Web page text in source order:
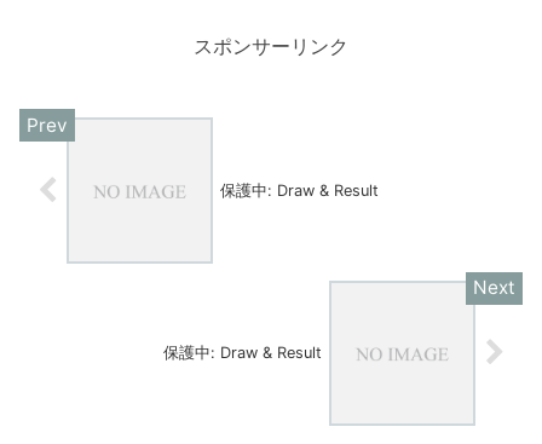
スポンサーリンク
保護中: Draw & Result
保護中: Draw & Result